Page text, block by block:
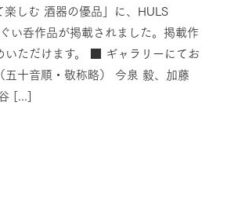
しむ 酒器の優品」に、HULS
い呑作品が掲載されました。掲載作
いただけます。 ■ ギャラリーにてお
五十音順・敬称略） 今泉 毅、加藤
[...]